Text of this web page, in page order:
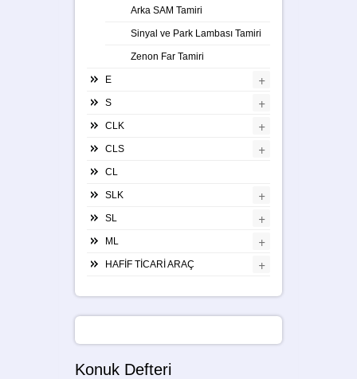
Arka SAM Tamiri
Sinyal ve Park Lambası Tamiri
Zenon Far Tamiri
E +
S +
CLK +
CLS +
CL
SLK +
SL +
ML +
HAFİF TİCARİ ARAÇ +
Konuk Defteri